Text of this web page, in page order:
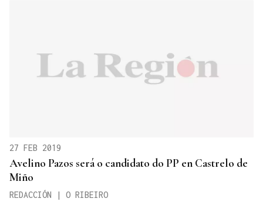
27 FEB 2019
Avelino Pazos será o candidato do PP en Castrelo de
Miño
REDACCIÓN | O RIBEIRO